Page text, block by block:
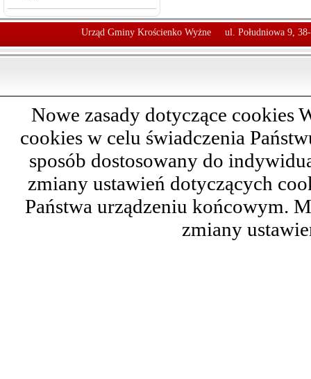
Urząd Gminy Krościenko Wyżne ul. Południowa 9,
Nowe zasady dotyczące cookies
cookies w celu świadczenia
sposób dostosowany do
zmiany ustawień dotyczących
Państwa urządzeniu końcowym.
zmiany